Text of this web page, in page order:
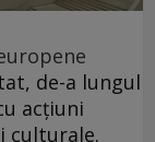
de-a lungul
acțiuni
culturale.